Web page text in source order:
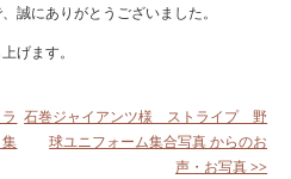
誠にありがとうございました。
げます。
石巻ジャイアンツ様 ストライプ 野
球ユニフォーム集合写真 からのお
声・お写真 >>